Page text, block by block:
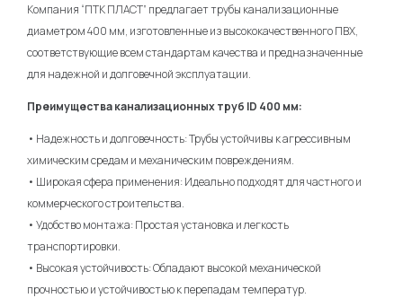
Компания “ПТК ПЛАСТ” предлагает трубы канализационные
диаметром 400 мм, изготовленные из высококачественного ПВХ,
соответствующие всем стандартам качества и предназначенные
для надежной и долговечной эксплуатации.
Преимущества канализационных труб ID 400 мм:
• Надежность и долговечность: Трубы устойчивы к агрессивным
химическим средам и механическим повреждениям.
• Широкая сфера применения: Идеально подходят для частного и
коммерческого строительства.
• Удобство монтажа: Простая установка и легкость
транспортировки.
• Высокая устойчивость: Обладают высокой механической
прочностью и устойчивостью к перепадам температур.